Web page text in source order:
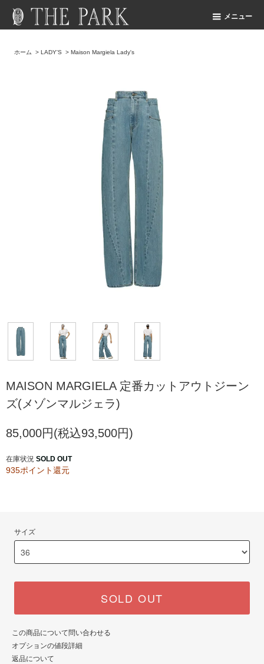
メニュー
ホーム >LADY'S >Maison Margiela Lady's
MAISON MARGIELA 定番カットアウトジーン
ズ(メゾンマルジェラ)
85,000円(税込93,500円)
在庫状況 SOLD OUT
935ポイント還元
サイズ
SOLD OUT
この商品について問い合わせる
オプションの値段詳細
返品について